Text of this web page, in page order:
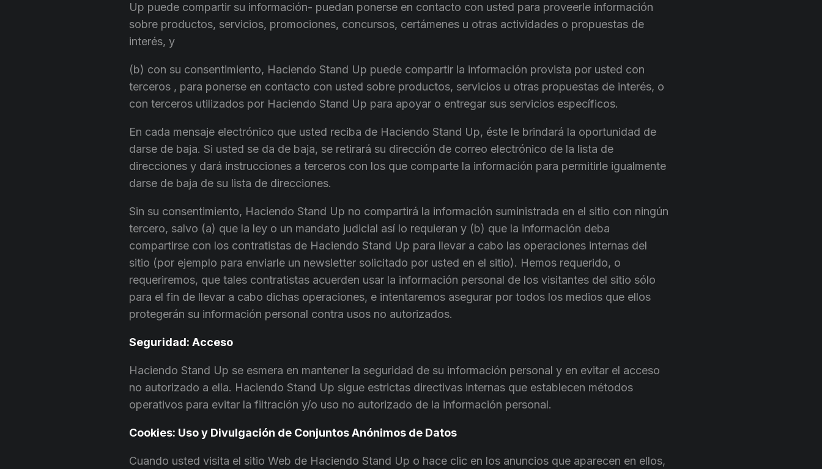
Up puede compartir su información- puedan ponerse en contacto con usted para proveerle información
sobre productos, servicios, promociones, concursos, certámenes u otras actividades o propuestas de
interés, y
(b) con su consentimiento, Haciendo Stand Up puede compartir la información provista por usted con
terceros , para ponerse en contacto con usted sobre productos, servicios u otras propuestas de interés, o
con terceros utilizados por Haciendo Stand Up para apoyar o entregar sus servicios específicos.
En cada mensaje electrónico que usted reciba de Haciendo Stand Up, éste le brindará la oportunidad de
darse de baja. Si usted se da de baja, se retirará su dirección de correo electrónico de la lista de
direcciones y dará instrucciones a terceros con los que comparte la información para permitirle igualmente
darse de baja de su lista de direcciones.
Sin su consentimiento, Haciendo Stand Up no compartirá la información suministrada en el sitio con ningún
tercero, salvo (a) que la ley o un mandato judicial así lo requieran y (b) que la información deba
compartirse con los contratistas de Haciendo Stand Up para llevar a cabo las operaciones internas del
sitio (por ejemplo para enviarle un newsletter solicitado por usted en el sitio). Hemos requerido, o
requeriremos, que tales contratistas acuerden usar la información personal de los visitantes del sitio sólo
para el fin de llevar a cabo dichas operaciones, e intentaremos asegurar por todos los medios que ellos
protegerán su información personal contra usos no autorizados.
Seguridad: Acceso
Haciendo Stand Up se esmera en mantener la seguridad de su información personal y en evitar el acceso
no autorizado a ella. Haciendo Stand Up sigue estrictas directivas internas que establecen métodos
operativos para evitar la filtración y/o uso no autorizado de la información personal.
Cookies: Uso y Divulgación de Conjuntos Anónimos de Datos
Cuando usted visita el sitio Web de Haciendo Stand Up o hace clic en los anuncios que aparecen en ellos,